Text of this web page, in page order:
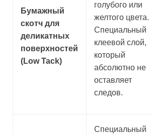
Бумажный
скотч для
деликатных
поверхностей
(Low Tack)
голубого или
желтого цвета.
Специальный
клеевой слой,
который
абсолютно не
оставляет
следов.
Специальный